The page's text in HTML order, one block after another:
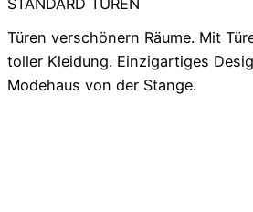
Türen verschönern Räume. Mit
toller Kleidung. Einzigartiges
Modehaus von der Stange.